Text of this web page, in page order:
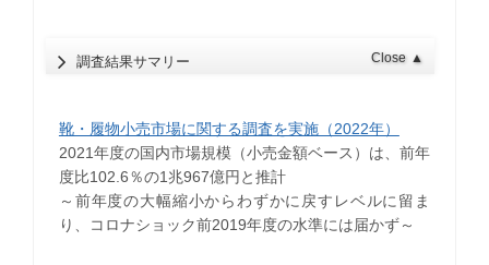
調査結果サマリー Close ▲
靴・履物小売市場に関する調査を実施（2022年）
2021年度の国内市場規模（小売金額ベース）は、前年
度比102.6％の1兆967億円と推計
～前年度の大幅縮小からわずかに戻すレベルに留ま
り、コロナショック前2019年度の水準には届かず～